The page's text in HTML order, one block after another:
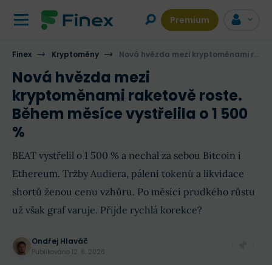
Premium
Finex Kryptoměny Nová hvězda mezi kryptoměnami raketově roste. Během měsíce vystřelila o 1 500 %
Nová hvězda mezi
kryptoměnami raketově roste.
Během měsíce vystřelila o 1 500
%
BEAT vystřelil o 1 500 % a nechal za sebou Bitcoin i
Ethereum. Tržby Audiera, pálení tokenů a likvidace
shortů ženou cenu vzhůru. Po měsíci prudkého růstu
už však graf varuje. Přijde rychlá korekce?
Ondřej Hlaváč
Publikováno 12. 6. 2026